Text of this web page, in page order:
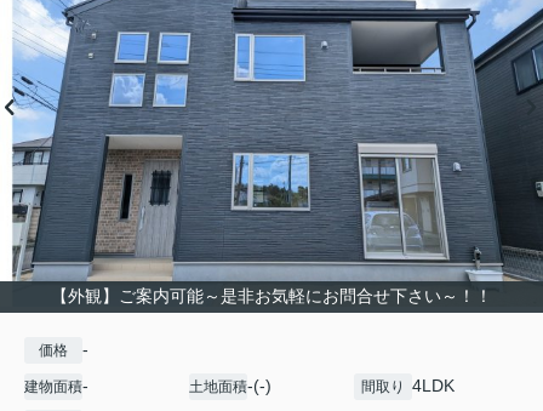
【外観】ご案内可能～是非お気軽にお問合せ下さい～！！
価格 -
建物面積- 土地面積-(-) 間取り 4LDK